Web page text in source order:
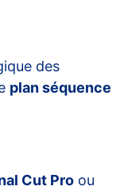
des
plan séquence
Cut Pro ou